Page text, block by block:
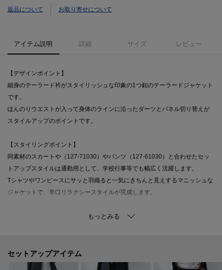
返品について お取り寄せについて
アイテム説明 詳細 サイズ レビュー
【デザインポイント】
細身のテーラード衿がスタイリッシュな印象の1つ釦のテーラードジャケット
です。
ほんのりウエストが入って身体のラインに沿ったダーツとパネル切り替えが
スタイルアップのポイントです。
【スタイリングポイント】
同素材のスカートや（127-71030）やパンツ（127-61030）と合わせたセッ
トアップスタイルは通勤用として、学校行事等でも幅広く活躍します。
Tシャツやワンピースにサッと羽織ると一気にきちんと見えするマニッシュな
ジャケットで、辛口リラクシースタイルが完成します。
適度なストレッチ性を持ったラフな着心地に、シワになりにくいイージーケ
ア性／UVケア性／接触冷感性も兼ね備えた素材になっております。
セットアップアイテム